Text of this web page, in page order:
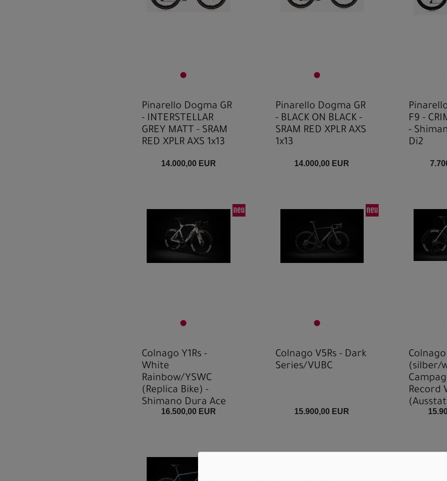
Pinarello Dogma GR
- INTERSTELLAR
GREY MATT - SRAM
RED XPLR AXS 1x13
14.000,00 EUR
Pinarello Dogma GR
- BLACK ON BLACK -
SRAM RED XPLR AXS
1x13
14.000,00 EUR
F9 -
-
Di2
Colnago Y1Rs -
White
Rainbow/YSWC
(Replica Bike) -
Shimano Dura Ace
16.500,00 EUR
Colnago V5Rs - Dark
Series/VUBC
15.900,00 EUR
Colnago
(silber/
Record